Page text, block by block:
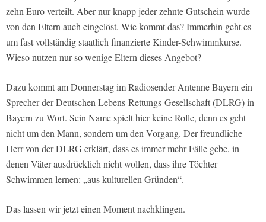
zehn Euro verteilt. Aber nur knapp jeder zehnte Gutschein wurde
von den Eltern auch eingelöst. Wie kommt das? Immerhin geht es
um fast vollständig staatlich finanzierte Kinder-Schwimmkurse.
Wieso nutzen nur so wenige Eltern dieses Angebot?
Dazu kommt am Donnerstag im Radiosender Antenne Bayern ein
Sprecher der Deutschen Lebens-Rettungs-Gesellschaft (DLRG) in
Bayern zu Wort. Sein Name spielt hier keine Rolle, denn es geht
nicht um den Mann, sondern um den Vorgang. Der freundliche
Herr von der DLRG erklärt, dass es immer mehr Fälle gebe, in
denen Väter ausdrücklich nicht wollen, dass ihre Töchter
Schwimmen lernen: „aus kulturellen Gründen“.
Das lassen wir jetzt einen Moment nachklingen.